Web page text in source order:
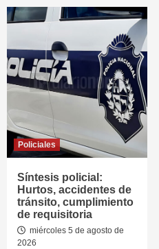
Policiales
Síntesis policial:
Hurtos, accidentes de
tránsito, cumplimiento
de requisitoria
miércoles 5 de agosto de
2026